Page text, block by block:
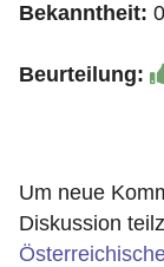
Bekanntheit:
Beurteilung:
Um neue
Diskussion